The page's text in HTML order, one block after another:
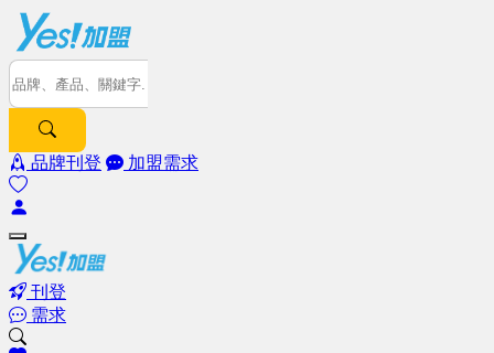
品牌刊登 加盟需求
刊登
需求